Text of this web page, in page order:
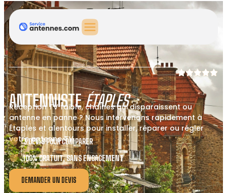
ANTENNISTEÉTAPLES
Réception TV faible, chaînes qui disparaissent ou
antenne en panne ? Nous intervenons rapidement à
Étaples et alentours pour installer, réparer ou régler
votre antenne TV.
3 DEVIS POUR COMPARER
100% GRATUIT, SANS ENGAGEMENT
DEMANDER UN DEVIS